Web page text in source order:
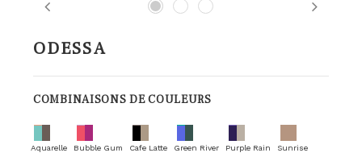
Previous Next
ODESSA
COMBINAISONS DE COULEURS
Aquarelle Bubble Gum Cafe Latte Green River Purple Rain Sunrise